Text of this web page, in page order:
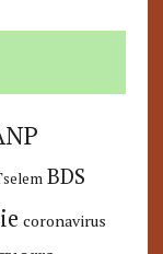
BDS
coronavirus